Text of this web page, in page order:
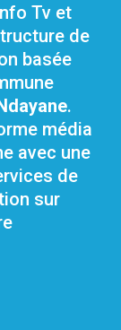
Tv et
de
basée
.
média
avec une
de
sur